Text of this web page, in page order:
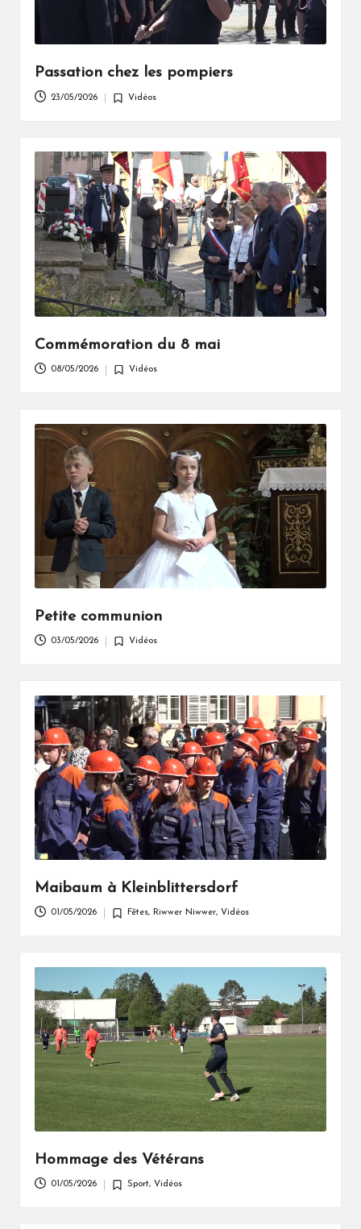
Passation chez les pompiers
23/05/2026
Posted
Vidéos
Commémoration du 8 mai
08/05/2026
Posted
Vidéos
Petite communion
03/05/2026
Posted
Vidéos
Maibaum à Kleinblittersdorf
01/05/2026
Posted
Fêtes,Riwwer Niwwer, Vidéos
Hommage des Vétérans
01/05/2026
Posted
Sport, Vidéos